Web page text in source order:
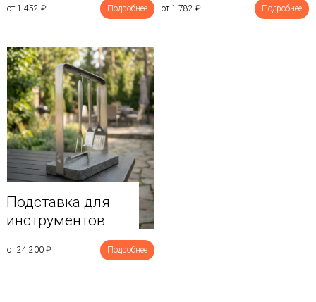
от 1 452 ₽ Подробнее от 1 782 ₽ Подробнее
Подставка для
инструментов
от 24 200 ₽ Подробнее